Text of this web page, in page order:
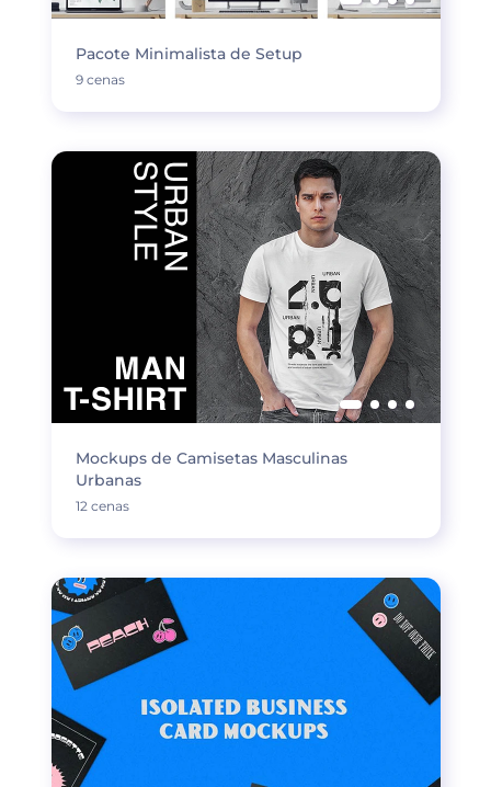
Pacote Minimalista de Setup
9 cenas
Mockups de Camisetas Masculinas
Urbanas
12 cenas